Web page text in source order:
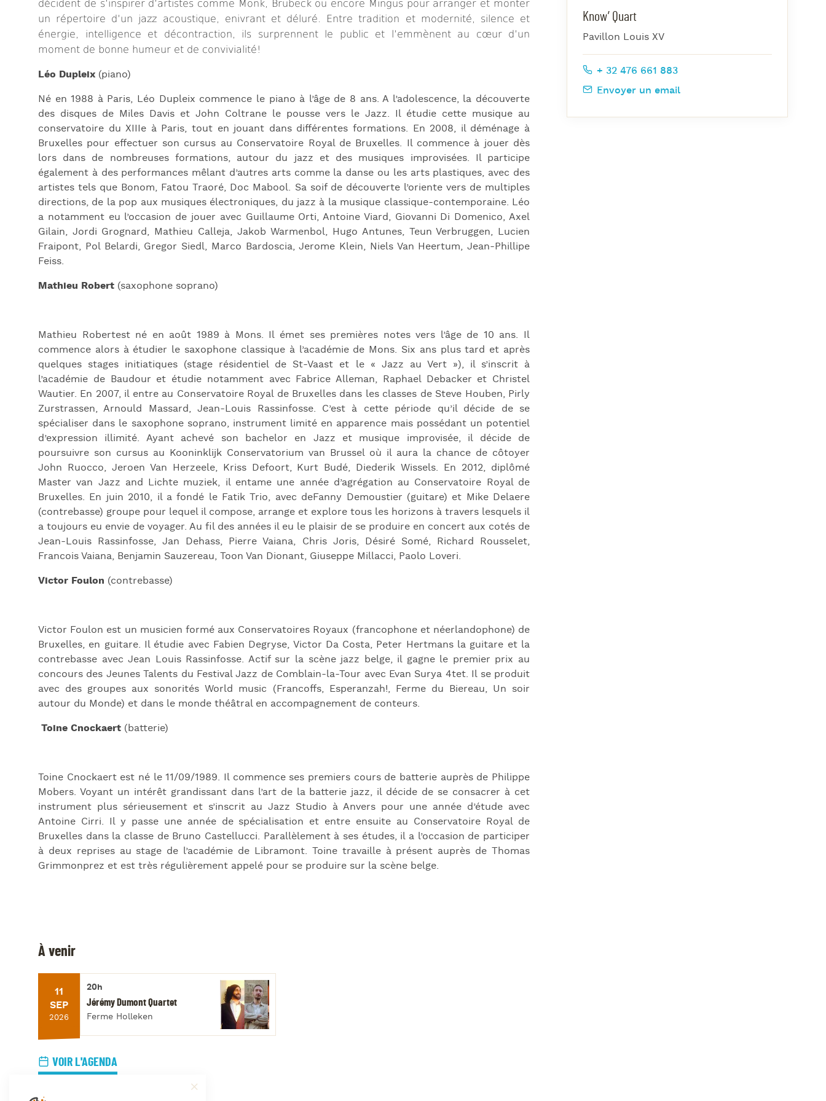
Les Midis-Jazz
Jazz & Jam at CBG
décident de s’inspirer d’artistes comme Monk, Brubeck ou encore Mingus pour arranger et monter
un répertoire d’un jazz acoustique, enivrant et déluré. Entre tradition et modernité, silence et
énergie, intelligence et décontraction, ils surprennent le public et l’emmènent au cœur d’un
moment de bonne humeur et de convivialité!
Léo Dupleix (piano)
Né en 1988 à Paris, Léo Dupleix commence le piano à l’âge de 8 ans. A l’adolescence, la découverte
des disques de Miles Davis et John Coltrane le pousse vers le Jazz. Il étudie cette musique au
conservatoire du XIIIe à Paris, tout en jouant dans différentes formations. En 2008, il déménage à
Bruxelles pour effectuer son cursus au Conservatoire Royal de Bruxelles. Il commence à jouer dès
lors dans de nombreuses formations, autour du jazz et des musiques improvisées. Il participe
également à des performances mêlant d’autres arts comme la danse ou les arts plastiques, avec des
artistes tels que Bonom, Fatou Traoré, Doc Mabool. Sa soif de découverte l’oriente vers de multiples
directions, de la pop aux musiques électroniques, du jazz à la musique classique-contemporaine. Léo
a notamment eu l’occasion de jouer avec Guillaume Orti, Antoine Viard, Giovanni Di Domenico, Axel
Gilain, Jordi Grognard, Mathieu Calleja, Jakob Warmenbol, Hugo Antunes, Teun Verbruggen, Lucien
Fraipont, Pol Belardi, Gregor Siedl, Marco Bardoscia, Jerome Klein, Niels Van Heertum, Jean-Phillipe
Feiss.
Mathieu Robert (saxophone soprano)
Mathieu Robertest né en août 1989 à Mons. Il émet ses premières notes vers l’âge de 10 ans. Il
commence alors à étudier le saxophone classique à l’académie de Mons. Six ans plus tard et après
quelques stages initiatiques (stage résidentiel de St-Vaast et le « Jazz au Vert »), il s’inscrit à
l’académie de Baudour et étudie notamment avec Fabrice Alleman, Raphael Debacker et Christel
Wautier. En 2007, il entre au Conservatoire Royal de Bruxelles dans les classes de Steve Houben, Pirly
Zurstrassen, Arnould Massard, Jean-Louis Rassinfosse. C’est à cette période qu’il décide de se
spécialiser dans le saxophone soprano, instrument limité en apparence mais possédant un potentiel
d’expression illimité. Ayant achevé son bachelor en Jazz et musique improvisée, il décide de
poursuivre son cursus au Kooninklijk Conservatorium van Brussel où il aura la chance de côtoyer
John Ruocco, Jeroen Van Herzeele, Kriss Defoort, Kurt Budé, Diederik Wissels. En 2012, diplômé
Master van Jazz and Lichte muziek, il entame une année d’agrégation au Conservatoire Royal de
Bruxelles. En juin 2010, il a fondé le Fatik Trio, avec deFanny Demoustier (guitare) et Mike Delaere
(contrebasse) groupe pour lequel il compose, arrange et explore tous les horizons à travers lesquels il
a toujours eu envie de voyager. Au fil des années il eu le plaisir de se produire en concert aux cotés de
Jean-Louis Rassinfosse, Jan Dehass, Pierre Vaiana, Chris Joris, Désiré Somé, Richard Rousselet,
Francois Vaiana, Benjamin Sauzereau, Toon Van Dionant, Giuseppe Millacci, Paolo Loveri.
Victor Foulon (contrebasse)
Victor Foulon est un musicien formé aux Conservatoires Royaux (francophone et néerlandophone) de
Bruxelles, en guitare. Il étudie avec Fabien Degryse, Victor Da Costa, Peter Hertmans la guitare et la
contrebasse avec Jean Louis Rassinfosse. Actif sur la scène jazz belge, il gagne le premier prix au
concours des Jeunes Talents du Festival Jazz de Comblain-la-Tour avec Evan Surya 4tet. Il se produit
avec des groupes aux sonorités World music (Francoffs, Esperanzah!, Ferme du Biereau, Un soir
autour du Monde) et dans le monde théâtral en accompagnement de conteurs.
Toine Cnockaert (batterie)
Toine Cnockaert est né le 11/09/1989. Il commence ses premiers cours de batterie auprès de Philippe
Mobers. Voyant un intérêt grandissant dans l’art de la batterie jazz, il décide de se consacrer à cet
instrument plus sérieusement et s’inscrit au Jazz Studio à Anvers pour une année d’étude avec
Antoine Cirri. Il y passe une année de spécialisation et entre ensuite au Conservatoire Royal de
Bruxelles dans la classe de Bruno Castellucci. Parallèlement à ses études, il a l’occasion de participer
à deux reprises au stage de l’académie de Libramont. Toine travaille à présent auprès de Thomas
Grimmonprez et est très régulièrement appelé pour se produire sur la scène belge.
Know’ Quart
Pavillon Louis XV
+ 32 476 661 883
Envoyer un email
À venir
11
SEP
2026
20h
Jérémy Dumont Quartet
Ferme Holleken
VOIR L'AGENDA